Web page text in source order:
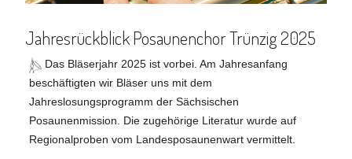
Jahresrückblick Posaunenchor Trünzig 2025
Das Bläserjahr 2025 ist vorbei. Am Jahresanfang
beschäftigten wir Bläser uns mit dem
Jahreslosungsprogramm der Sächsischen
Posaunenmission. Die zugehörige Literatur wurde auf
Regionalproben vom Landesposaunenwart vermittelt.